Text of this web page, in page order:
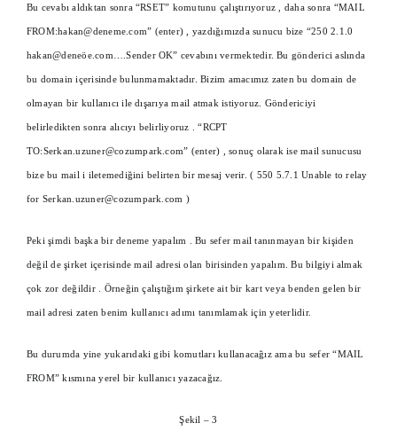
Bu cevabı aldıktan sonra “RSET” komutunu çalıştırıyoruz , daha sonra “MAIL
FROM:hakan@deneme.com” (enter) , yazdığımızda sunucu bize “250 2.1.0
hakan@deneöe.com….SenderOK” cevabını vermektedir. Bu gönderici aslında
bu domain içerisinde bulunmamaktadır. Bizim amacımız zaten bu domain de
olmayan bir kullanıcı ile dışarıya mail atmak istiyoruz. Göndericiyi
belirledikten sonra alıcıyı belirliyoruz . “RCPT
TO:Serkan.uzuner@cozumpark.com” (enter) , sonuç olarak ise mail sunucusu
bize bu mail i iletemediğini belirten bir mesaj verir. ( 550 5.7.1 Unable to relay
for Serkan.uzuner@cozumpark.com )
Peki şimdi başka bir deneme yapalım . Bu sefer mail tanınmayan bir kişiden
değil de şirket içerisinde mail adresi olan birisinden yapalım. Bu bilgiyi almak
çok zor değildir . Örneğin çalıştığım şirkete ait bir kart veya benden gelen bir
mail adresi zaten benim kullanıcı adımı tanımlamak için yeterlidir.
Bu durumda yine yukarıdaki gibi komutları kullanacağız ama bu sefer “MAIL
FROM” kısmına yerel bir kullanıcı yazacağız.
Şekil – 3